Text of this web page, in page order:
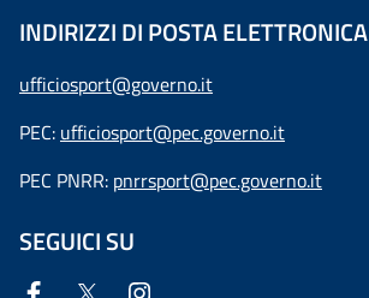
INDIRIZZI DI POSTA ELETTRONICA
ufficiosport@governo.it
PEC: ufficiosport@pec.governo.it
PEC PNRR: pnrrsport@pec.governo.it
SEGUICI SU